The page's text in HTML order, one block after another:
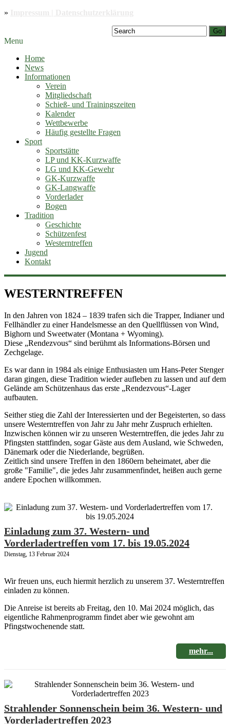
»
Go
Menu
Home
News
Informationen
Verein
Mitgliedschaft
Schieß- und Trainingszeiten
Kalender
Wettbewerbe
Häufig gestellte Fragen
Sport
Sportstätte
LP und KK-Kurzwaffe
LG und KK-Gewehr
GK-Kurzwaffe
GK-Langwaffe
Vorderlader
Bogen
Tradition
Geschichte
Schützenfest
Westerntreffen
Jugend
Kontakt
WESTERNTREFFEN
In den Jahren von 1824 – 1839 trafen sich die Trapper, Indianer und
Fellhändler zu einer Handelsmesse an den Quellflüssen von Wind,
Bighorn und Sweetwater (Montana + Wyoming).
Diese „Rendezvous“ sind berühmt als Informations-Börsen und
Zechgelage.
Es war dann in 1984 als einige Enthusiasten um Hans-Peter Stenger
daran gingen, diese Tradition wieder aufleben zu lassen und auf dem
Gelände am Schützenhaus das erste „Rendezvous“-Lager
aufbauten.
Seither stieg die Zahl der Interessierten und der Begeisterten, so dass
unsere Westerntreffen von Jahr zu Jahr mehr Zuspruch erhielten.
Inzwischen können wir zu unseren Westerntreffen, die jedes Jahr zu
Pfingsten stattfinden, sogar Gäste aus dem Ausland, wie Schweden,
Dänemark oder die Niederlande, begrüßen.
Zeitlich sind unsere Treffen in den 1860ern beheimatet, aber die
große "Familie", die jedes Jahr zusammenfindet, heißen auch gerne
andere Epochen willkommen.
Einladung zum 37. Western- und
Vorderladertreffen vom 17. bis 19.05.2024
Dienstag, 13 Februar 2024
Wir freuen uns, euch hiermit herzlich zu unserem 37. Westerntreffen
einladen zu können.
Die Anreise ist bereits ab Freitag, den 10. Mai 2024 möglich, das
eigentliche Rahmenprogramm findet aber wie gewohnt am
Pfingstwochenende statt.
mehr...
Strahlender Sonnenschein beim 36. Western- und
Vorderladertreffen 2023